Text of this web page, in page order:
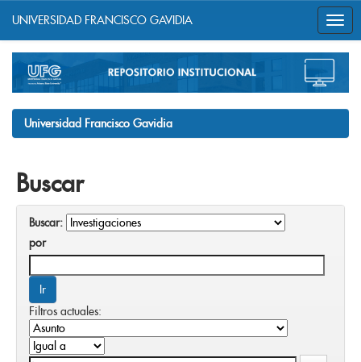
navigation
UNIVERSIDAD FRANCISCO GAVIDIA
Universidad Francisco Gavidia
Buscar
Buscar:
por
Filtros actuales: